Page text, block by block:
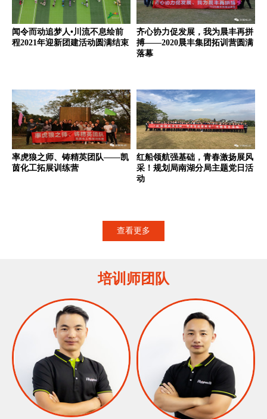
闻令而动追梦人•川流不息绘前
程2021年迎新团建活动圆满结束
齐心协力促发展，我为晨丰再拼
搏——2020晨丰集团拓训营圆满
落幕
率虎狼之师、铸精英团队——凯
茵化工拓展训练营
红船领航强基础，青春激扬展风
采！规划局南湖分局主题党日活
动
查看更多
培训师团队